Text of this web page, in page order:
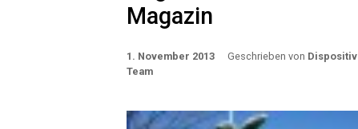
Magazin
1. November 2013 Geschrieben von Dispositiv
Team